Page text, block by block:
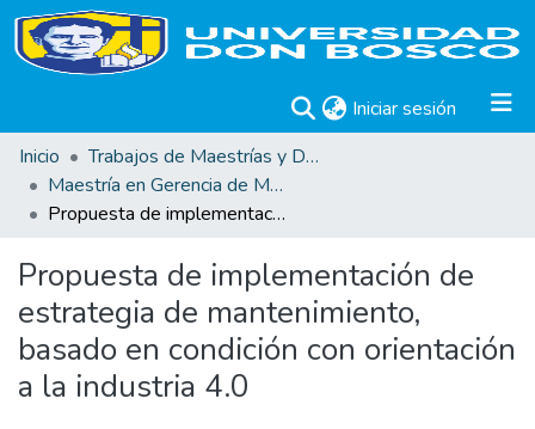
Iniciar sesión (current)
Inicio
Trabajos de Maestrías y Doctorados
Maestría en Gerencia de Mantenimiento Industrial
Propuesta de implementación de estrategia de mantenimiento, basado en condición con orientación a la industria 4.0
Propuesta de implementación de
estrategia de mantenimiento,
basado en condición con orientación
a la industria 4.0